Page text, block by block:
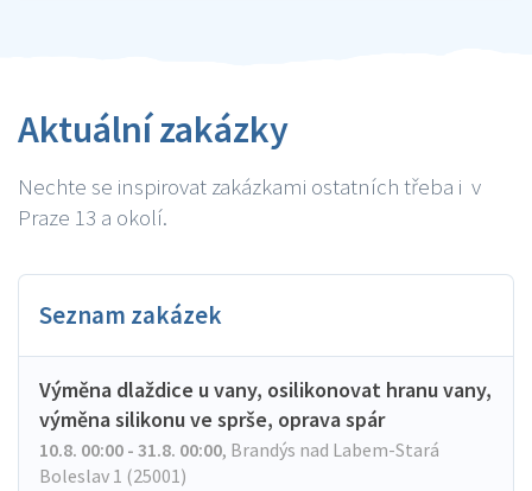
Aktuální zakázky
Nechte se inspirovat zakázkami ostatních třeba i v
Praze 13 a okolí.
Seznam zakázek
Výměna dlaždice u vany, osilikonovat hranu vany,
výměna silikonu ve sprše, oprava spár
10.8. 00:00 - 31.8. 00:00, Brandýs nad Labem-Stará
Boleslav 1 (25001)